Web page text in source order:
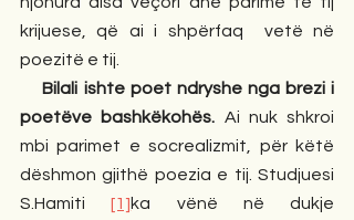
krijuese, që ai i shpërfaq  vetë në
poezitë e tij.
poetëve bashkëkohës. Ai nuk shkroi
mbi parimet e socrealizmit, për këtë
dëshmon gjithë poezia e tij. Studjuesi
S.Hamiti [1]ka vënë në dukje